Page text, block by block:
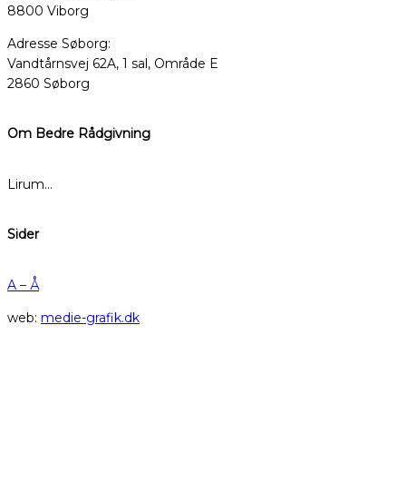
8800 Viborg
Adresse Søborg:
Vandtårnsvej 62A, 1 sal, Område E
2860 Søborg
Om Bedre Rådgivning
Lirum…
Sider
A – Å
web: medie-grafik.dk